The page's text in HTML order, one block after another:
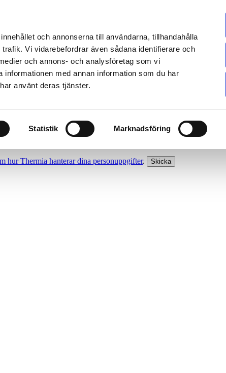
och annonserna till användarna, tillhandahålla
Vi vidarebefordrar även sådana identifierare och
och annons- och analysföretag som vi
med annan information som du har
använt deras tjänster.
Statistik Marknadsföring
hur Thermia hanterar dina personuppgifter.